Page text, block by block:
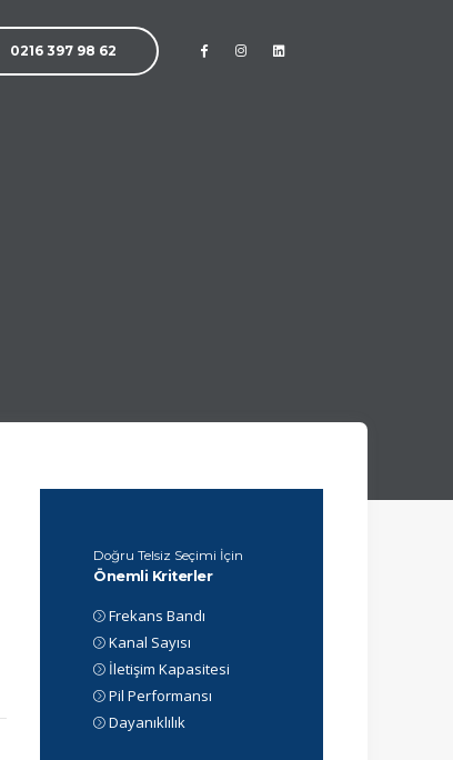
0216 397 98 62
Doğru Telsiz Seçimi İçin
Önemli Kriterler
Frekans Bandı
Kanal Sayısı
İletişim Kapasitesi
Pil Performansı
Dayanıklılık